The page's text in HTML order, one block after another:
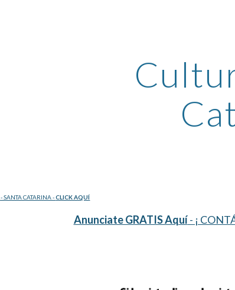
- SANTA CATARINA - CLICK AQUÍ
Anunciate GRATIS Aquí - ¡